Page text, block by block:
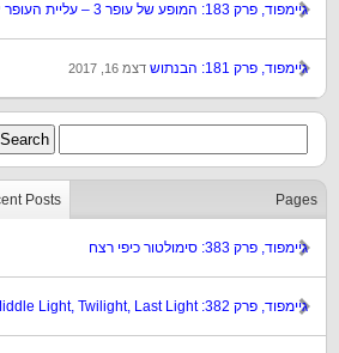
גיימפוד, פרק 183: המופע של עופר 3 – עליית העופר
גיימפוד, פרק 181: הבנתוש דצמ 16, 2017
Posts Pages
גיימפוד, פרק 383: סימולטור כיפי רצח
גיימפוד, פרק 382: First Light, Middle Light, Twilight, Last Light